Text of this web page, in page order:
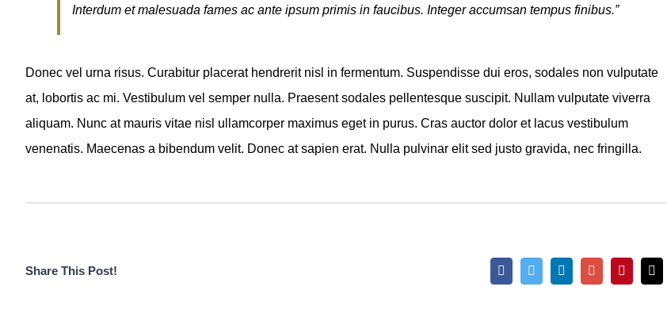
Interdum et malesuada fames ac ante ipsum primis in faucibus. Integer accumsan tempus finibus.”
Donec vel urna risus. Curabitur placerat hendrerit nisl in fermentum. Suspendisse dui eros, sodales non vulputate
at, lobortis ac mi. Vestibulum vel semper nulla. Praesent sodales pellentesque suscipit. Nullam vulputate viverra
aliquam. Nunc at mauris vitae nisl ullamcorper maximus eget in purus. Cras auctor dolor et lacus vestibulum
venenatis. Maecenas a bibendum velit. Donec at sapien erat. Nulla pulvinar elit sed justo gravida, nec fringilla.
Share This Post!